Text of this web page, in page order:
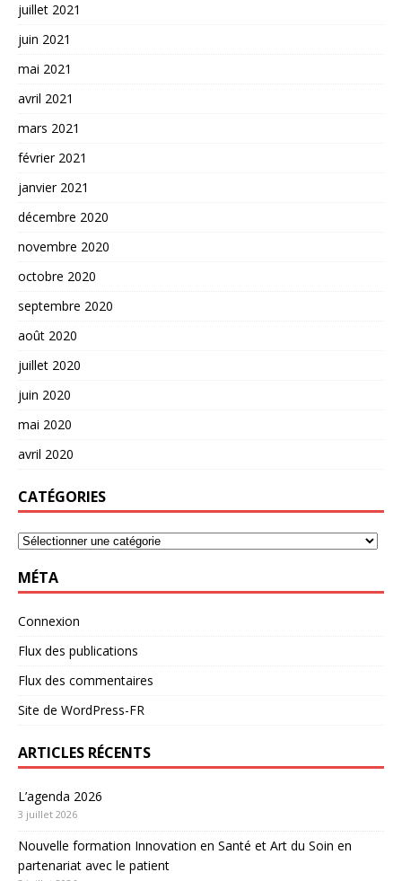
juillet 2021
juin 2021
mai 2021
avril 2021
mars 2021
février 2021
janvier 2021
décembre 2020
novembre 2020
octobre 2020
septembre 2020
août 2020
juillet 2020
juin 2020
mai 2020
avril 2020
CATÉGORIES
MÉTA
Connexion
Flux des publications
Flux des commentaires
Site de WordPress-FR
ARTICLES RÉCENTS
L’agenda 2026
3 juillet 2026
Nouvelle formation Innovation en Santé et Art du Soin en
partenariat avec le patient